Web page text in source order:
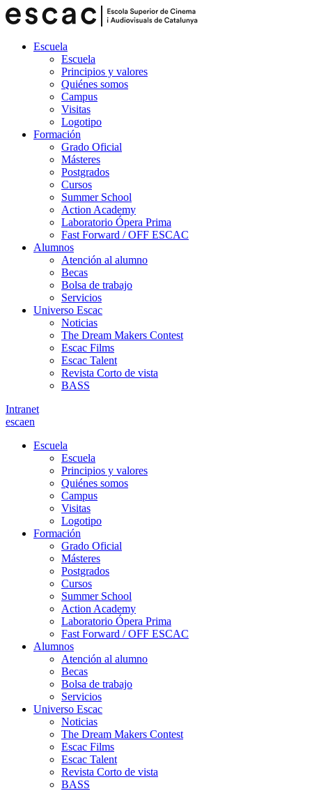
Escuela
Escuela
Principios y valores
Quiénes somos
Campus
Visitas
Logotipo
Formación
Grado Oficial
Másteres
Postgrados
Cursos
Summer School
Action Academy
Laboratorio Ópera Prima
Fast Forward / OFF ESCAC
Alumnos
Atención al alumno
Becas
Bolsa de trabajo
Servicios
Universo Escac
Noticias
The Dream Makers Contest
Escac Films
Escac Talent
Revista Corto de vista
BASS
Intranet
escaen
Escuela
Escuela
Principios y valores
Quiénes somos
Campus
Visitas
Logotipo
Formación
Grado Oficial
Másteres
Postgrados
Cursos
Summer School
Action Academy
Laboratorio Ópera Prima
Fast Forward / OFF ESCAC
Alumnos
Atención al alumno
Becas
Bolsa de trabajo
Servicios
Universo Escac
Noticias
The Dream Makers Contest
Escac Films
Escac Talent
Revista Corto de vista
BASS